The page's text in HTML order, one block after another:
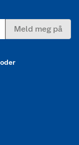
Meld meg på